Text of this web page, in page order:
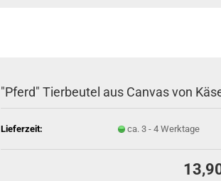
"Pferd" Tierbeutel aus Canvas von
Lieferzeit: ca. 3 - 4 Werktage